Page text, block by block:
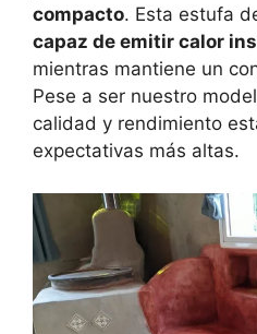
compacto. Esta estufa
capaz de emitir calor
mientras mantiene un
Pese a ser nuestro
calidad y rendimiento
expectativas más altas.